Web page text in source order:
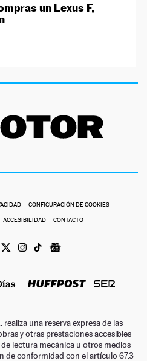
un Lexus F,
CONFIGURACIÓN DE COOKIES
ACCESIBILIDAD CONTACTO
realiza una reserva expresa de las
y otras prestaciones accesibles
lectura mecánica u otros medios
de conformidad con el artículo 67.3